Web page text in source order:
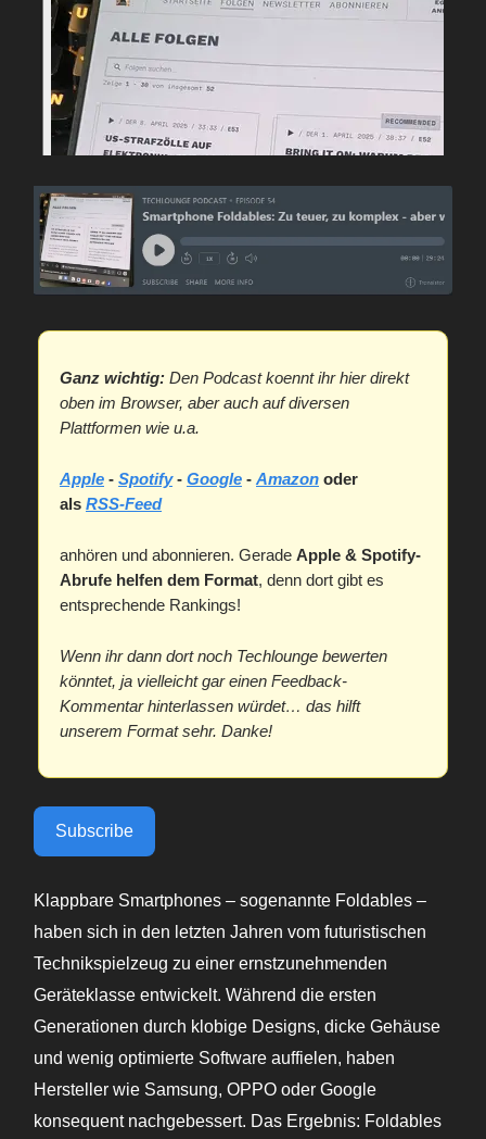
Ganz wichtig: Den Podcast koennt ihr hier direkt
oben im Browser, aber auch auf diversen
Plattformen wie u.a.
Apple - Spotify- Google - Amazon oder
als RSS-Feed
anhören und abonnieren. Gerade Apple & Spotify-
Abrufe helfen dem Format, denn dort gibt es
entsprechende Rankings!
Wenn ihr dann dort noch Techlounge bewerten
könntet, ja vielleicht gar einen Feedback-
Kommentar hinterlassen würdet… das hilft
unserem Format sehr. Danke!
Subscribe
Klappbare Smartphones – sogenannte Foldables –
haben sich in den letzten Jahren vom futuristischen
Technikspielzeug zu einer ernstzunehmenden
Geräteklasse entwickelt. Während die ersten
Generationen durch klobige Designs, dicke Gehäuse
und wenig optimierte Software auffielen, haben
Hersteller wie Samsung, OPPO oder Google
konsequent nachgebessert. Das Ergebnis: Foldables